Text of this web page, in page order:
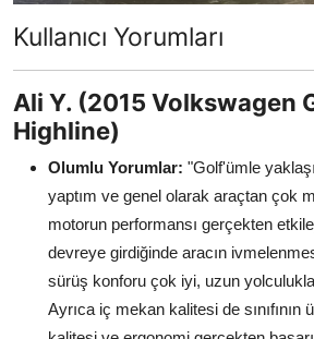
Kullanıcı Yorumları
Ali Y. (2015 Volkswagen
Highline)
Olumlu Yorumlar: "Golf'ümle
yaptım ve genel olarak araçtan çok
motorun performansı gerçekten
devreye girdiğinde aracın
sürüş konforu çok iyi, uzun
Ayrıca iç mekan kalitesi de